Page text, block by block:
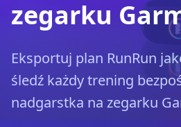
zegarku
Eksportuj plan RunRun
śledź każdy trening
nadgarstka na zegarku